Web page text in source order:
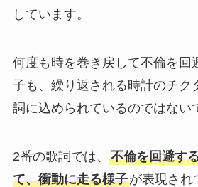
しています。
何度も時を巻き戻して不倫を回
子も、繰り返される時計のチク
詞に込められているのではない
2番の歌詞では、 不倫を回避す
て、衝動に走る様子が表現され